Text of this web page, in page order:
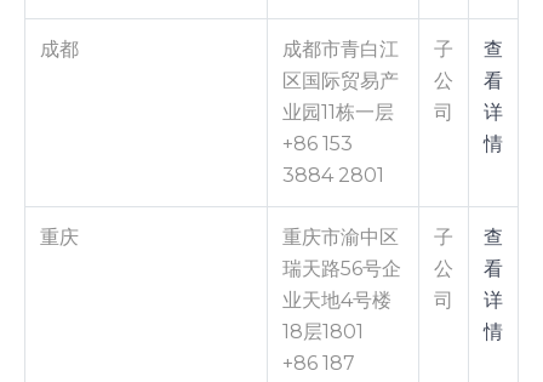
成都
成都市青白江
区国际贸易产
业园11栋一层
+86 153
3884 2801
子
公
司
查
看
详
情
重庆
重庆市渝中区
瑞天路56号企
业天地4号楼
18层1801
+86 187
子
公
司
查
看
详
情